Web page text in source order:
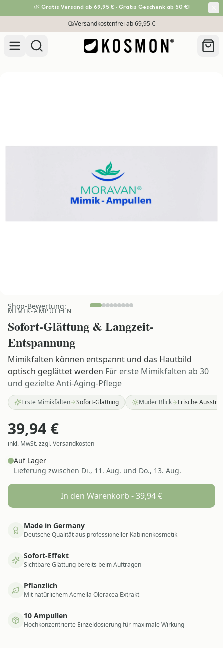
🌿 Gratis Versand ab 69,95 € · Gratis Geschenk ab 50 €!
Zum Inhalt springen
Versandkostenfrei ab 69,95 €
30 Tage Rückgabe-Garantie
Shop-Bewertung:
MIMIK-AMPULLEN
Sofort-Glättung & Langzeit-
Entspannung
Mimikfalten können entspannt und das Hautbild
optisch geglättet werden Für erste Mimikfalten ab 30
und gezielte Anti-Aging-Pflege
Erste Mimikfalten Sofort-Glättung Müder Blick Frische
39,94 €
inkl. MwSt. zzgl. Versandkosten
Auf Lager
Lieferung zwischen Di., 11. Aug. und Do., 13. Aug.
In den Warenkorb -39,94€
Made in Germany
Deutsche Qualität aus professioneller Kabinenkosmetik
Sofort-Effekt
Sichtbare Glättung bereits beim Auftragen
Pflanzlich
Mit natürlichem Acmella Oleracea Extrakt
10 Ampullen
Hochkonzentrierte Einzeldosierung für maximale Wirkung